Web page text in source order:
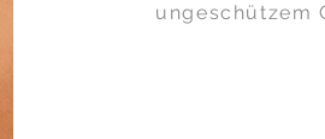
ungeschützem